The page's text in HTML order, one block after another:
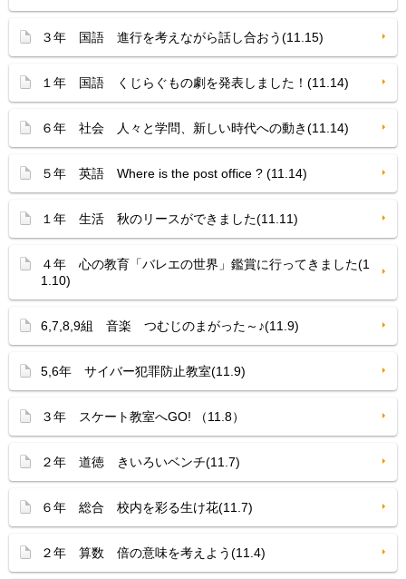
３年 国語 進行を考えながら話し合おう(11.15)
１年 国語 くじらぐもの劇を発表しました！(11.14)
６年 社会 人々と学問、新しい時代への動き(11.14)
５年 英語 Where is the post office ? (11.14)
１年 生活 秋のリースができました(11.11)
４年 心の教育「バレエの世界」鑑賞に行ってきました(1
1.10)
6,7,8,9組 音楽 つむじのまがった～♪(11.9)
5,6年 サイバー犯罪防止教室(11.9)
３年 スケート教室へGO! （11.8）
２年 道徳 きいろいベンチ(11.7)
６年 総合 校内を彩る生け花(11.7)
２年 算数 倍の意味を考えよう(11.4)